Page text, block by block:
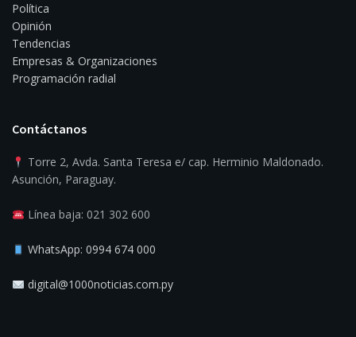
Política
Opinión
Tendencias
Empresas & Organizaciones
Programación radial
Contáctanos
Torre 2, Avda. Santa Teresa e/ cap. Herminio Maldonado.
Asunción, Paraguay.
Línea baja: 021 302 600
WhatsApp: 0994 674 000
digital@1000noticias.com.py